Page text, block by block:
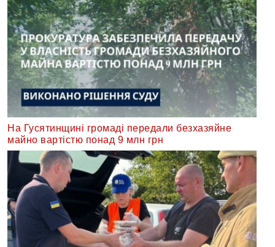
На Гусятинщині громаді передали безхазяйне
майно вартістю понад 9 млн грн